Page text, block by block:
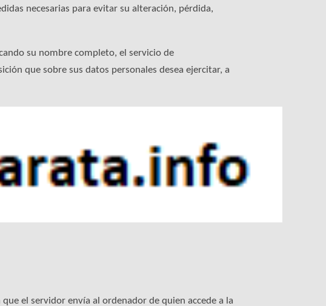
necesarias para evitar su alteración, pérdida,
su nombre completo, el servicio de
que sobre sus datos personales desea ejercitar, a
el servidor envía al ordenador de quien accede a la